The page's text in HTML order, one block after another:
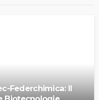
Federchimica: Il